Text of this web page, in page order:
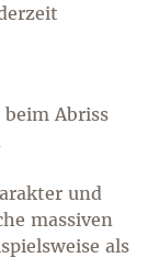
Abriss
und
massiven
als